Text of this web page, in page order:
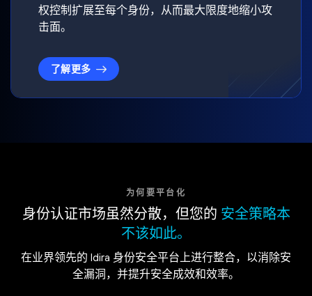
权控制扩展至每个身份，从而最大限度地缩小攻
击面。
了解更多
为何要平台化
身份认证市场虽然分散，但您的 安全策略本
不该如此。
在业界领先的 Idira 身份安全平台上进行整合，以消除安
全漏洞，并提升安全成效和效率。